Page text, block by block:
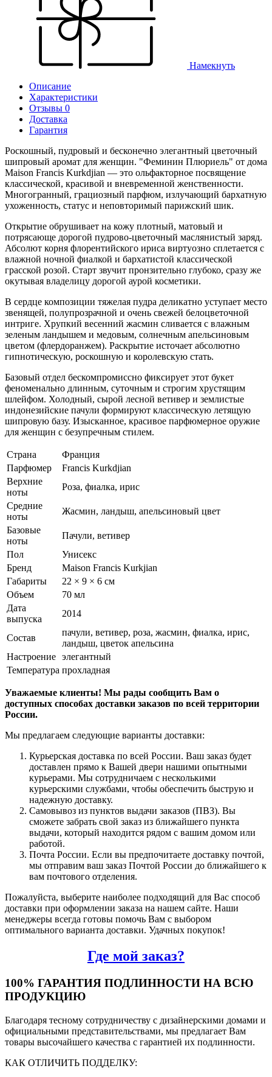
Намекнуть
Описание
Характеристики
Отзывы 0
Доставка
Гарантия
Роскошный, пудровый и бесконечно элегантный цветочный
шипровый аромат для женщин. "Феминин Плюриель" от дома
Maison Francis Kurkdjian — это ольфакторное посвящение
классической, красивой и вневременной женственности.
Многогранный, грациозный парфюм, излучающий бархатную
ухоженность, статус и неповторимый парижский шик.
Открытие обрушивает на кожу плотный, матовый и
потрясающе дорогой пудрово-цветочный маслянистый заряд.
Абсолют корня флорентийского ириса виртуозно сплетается с
влажной ночной фиалкой и бархатистой классической
грасской розой. Старт звучит пронзительно глубоко, сразу же
окутывая владелицу дорогой аурой косметики.
В сердце композиции тяжелая пудра деликатно уступает место
звенящей, полупрозрачной и очень свежей белоцветочной
интриге. Хрупкий весенний жасмин сливается с влажным
зеленым ландышем и медовым, солнечным апельсиновым
цветом (флердоранжем). Раскрытие источает абсолютно
гипнотическую, роскошную и королевскую стать.
Базовый отдел бескомпромиссно фиксирует этот букет
феноменально длинным, суточным и строгим хрустящим
шлейфом. Холодный, сырой лесной ветивер и землистые
индонезийские пачули формируют классическую летящую
шипровую базу. Изысканное, красивое парфюмерное оружие
для женщин с безупречным стилем.
Страна
Франция
Парфюмер
Francis Kurkdjian
Верхние
ноты
Роза, фиалка, ирис
Средние
ноты
Жасмин, ландыш, апельсиновый цвет
Базовые
ноты
Пачули, ветивер
Пол
Унисекс
Бренд
Maison Francis Kurkjian
Габариты
22 × 9 × 6 см
Объем
70 мл
Дата
выпуска
2014
Состав
пачули, ветивер, роза, жасмин, фиалка, ирис,
ландыш, цветок апельсина
Настроение элегантный
Температура прохладная
Уважаемые клиенты! Мы рады сообщить Вам о
доступных способах доставки заказов по всей территории
России.
Мы предлагаем следующие варианты доставки:
Курьерская доставка по всей России. Ваш заказ будет
доставлен прямо к Вашей двери нашими опытными
курьерами. Мы сотрудничаем с несколькими
курьерскими службами, чтобы обеспечить быструю и
надежную доставку.
Самовывоз из пунктов выдачи заказов (ПВЗ). Вы
сможете забрать свой заказ из ближайшего пункта
выдачи, который находится рядом с вашим домом или
работой.
Почта России. Если вы предпочитаете доставку почтой,
мы отправим ваш заказ Почтой России до ближайшего к
вам почтового отделения.
Пожалуйста, выберите наиболее подходящий для Вас способ
доставки при оформлении заказа на нашем сайте. Наши
менеджеры всегда готовы помочь Вам с выбором
оптимального варианта доставки. Удачных покупок!
Где мой заказ?
100% ГАРАНТИЯ ПОДЛИННОСТИ НА ВСЮ
ПРОДУКЦИЮ
Благодаря тесному сотрудничеству с дизайнерскими домами и
официальными представительствами, мы предлагает Вам
товары высочайшего качества с гарантией их подлинности.
КАК ОТЛИЧИТЬ ПОДДЕЛКУ: